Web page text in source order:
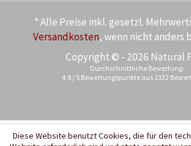
* Alle Preise inkl. gesetzl.
Versandkosten, wenn nicht anders
Copyright © - 2026 Natural
Durchschnittliche Bewertung:
4.9 / 5 Bewertungspunkte aus 1322
Diese Website benutzt Cookies, die für den